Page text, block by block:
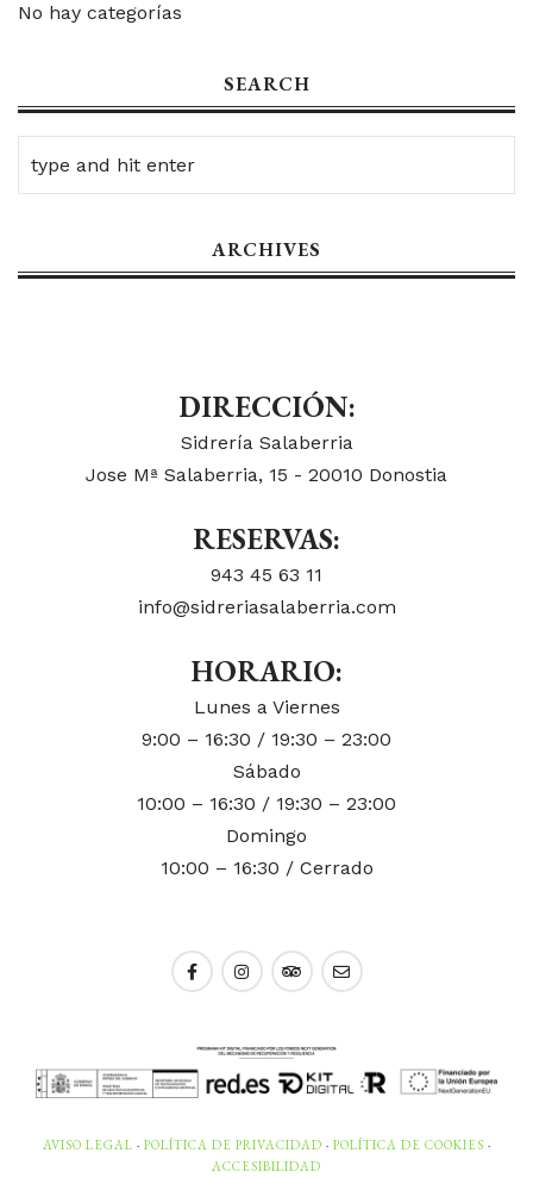
No hay categorías
SEARCH
ARCHIVES
DIRECCIÓN:
Sidrería Salaberria
Jose Mª Salaberria, 15 - 20010 Donostia
RESERVAS:
943 45 63 11
info@sidreriasalaberria.com
HORARIO:
Lunes a Viernes
9:00 – 16:30 / 19:30 – 23:00
Sábado
10:00 – 16:30 / 19:30 – 23:00
Domingo
10:00 – 16:30 / Cerrado
AVISO LEGAL · POLÍTICA DE PRIVACIDAD · POLÍTICA DE COOKIES ·
ACCESIBILIDAD